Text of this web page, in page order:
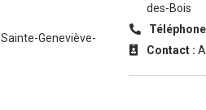
Geneviève-
des-Bois
Contact :